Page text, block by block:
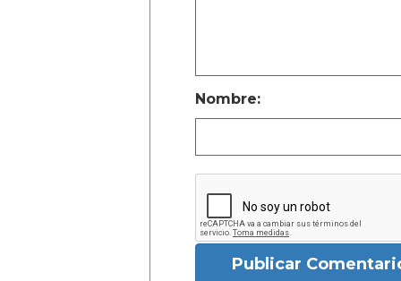
Nombre:
Publicar